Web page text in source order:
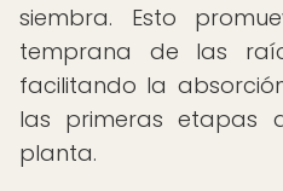
siembra. Esto
temprana de las
facilitando la
las primeras etapas
planta.